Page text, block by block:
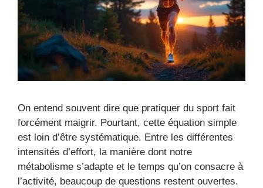
On entend souvent dire que pratiquer du sport fait
forcément maigrir. Pourtant, cette équation simple
est loin d’être systématique. Entre les différentes
intensités d’effort, la manière dont notre
métabolisme s’adapte et le temps qu’on consacre à
l’activité, beaucoup de questions restent ouvertes.